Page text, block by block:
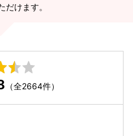
だけます。
（全2664件）